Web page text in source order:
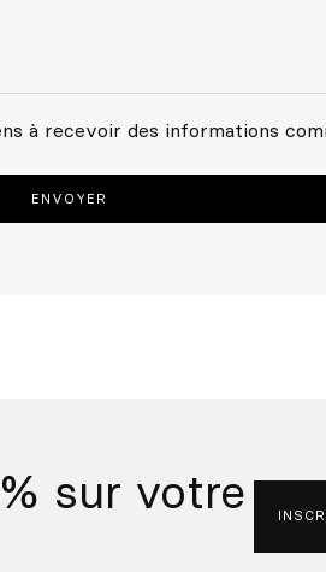
à recevoir des informations
sur votre